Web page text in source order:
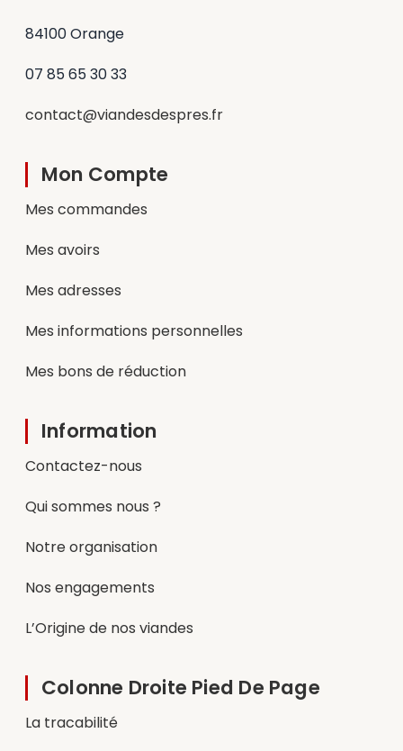
84100 Orange
07 85 65 30 33
contact@viandesdespres.fr
Mon Compte
Mes commandes
Mes avoirs
Mes adresses
Mes informations personnelles
Mes bons de réduction
Information
Contactez-nous
Qui sommes nous ?
Notre organisation
Nos engagements
L’Origine de nos viandes
Colonne Droite Pied De Page
La tracabilité